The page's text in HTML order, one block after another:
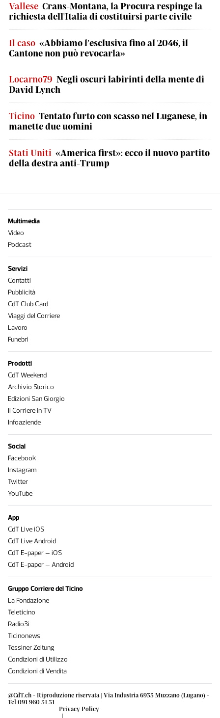
Vallese Crans-Montana, la Procura respinge la
richiesta dell'Italia di costituirsi parte civile
Il caso «Abbiamo l’esclusiva fino al 2046, il
Cantone non può revocarla»
Locarno79 Negli oscuri labirinti della mente di
David Lynch
Ticino Tentato furto con scasso nel Luganese, in
manette due uomini
Stati Uniti «America first»: ecco il nuovo partito
della destra anti-Trump
@CdT.ch - Riproduzione riservata | Via Industria 6933 Muzzano (Lugano) -
Tel 091 960 31 31
Privacy Policy
|
Multimedia
Video
Podcast
Servizi
Contatti
Pubblicità
CdT Club Card
Viaggi del Corriere
Lavoro
Funebri
Prodotti
CdT Weekend
Archivio Storico
Edizioni San Giorgio
Il Corriere in TV
Infoaziende
Social
Facebook
Instagram
Twitter
YouTube
App
CdT Live iOS
CdT Live Android
CdT E-paper – iOS
CdT E-paper – Android
Gruppo Corriere del Ticino
La Fondazione
Teleticino
Radio3i
Ticinonews
Tessiner Zeitung
Condizioni di Utilizzo
Condizioni di Vendita